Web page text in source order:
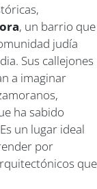
, un barrio que
judía
Sus callejones
a imaginar
ha sabido
un lugar ideal
por
que